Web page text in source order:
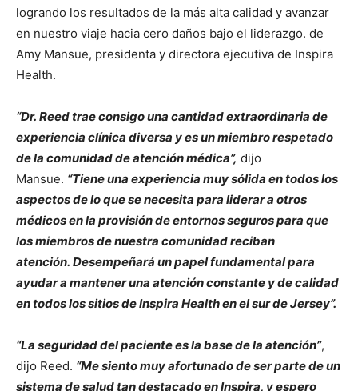
logrando los resultados de la más alta calidad y avanzar
en nuestro viaje hacia cero daños bajo el liderazgo. de
Amy Mansue, presidenta y directora ejecutiva de Inspira
Health.
“Dr. Reed trae consigo una cantidad extraordinaria de
experiencia clínica diversa y es un miembro respetado
de la comunidad de atención médica”, dijo
Mansue. “Tiene una experiencia muy sólida en todos los
aspectos de lo que se necesita para liderar a otros
médicos en la provisión de entornos seguros para que
los miembros de nuestra comunidad reciban
atención. Desempeñará un papel fundamental para
ayudar a mantener una atención constante y de calidad
en todos los sitios de Inspira Health en el sur de Jersey”.
“La seguridad del paciente es la base de la atención”,
dijo Reed. “Me siento muy afortunado de ser parte de un
sistema de salud tan destacado en Inspira, y espero